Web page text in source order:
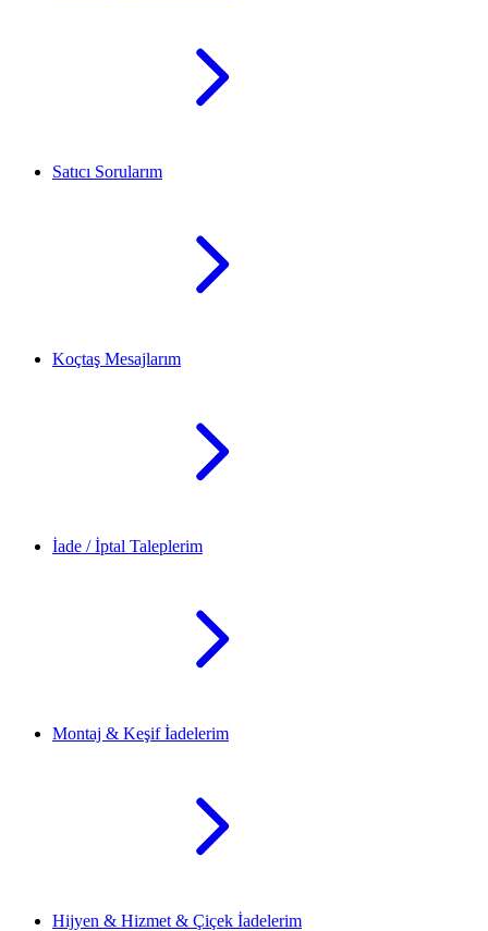
Satıcı Sorularım
Koçtaş Mesajlarım
İade / İptal Taleplerim
Montaj & Keşif İadelerim
Hijyen & Hizmet & Çiçek İadelerim